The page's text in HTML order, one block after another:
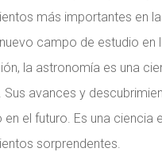
más importantes en
campo de estudio en
la astronomía es una
Sus avances y
en el futuro. Es una
sorprendentes.